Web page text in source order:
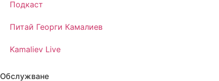
Подкаст
Питай Георги Камалиев
Kamaliev Live
Обслужване